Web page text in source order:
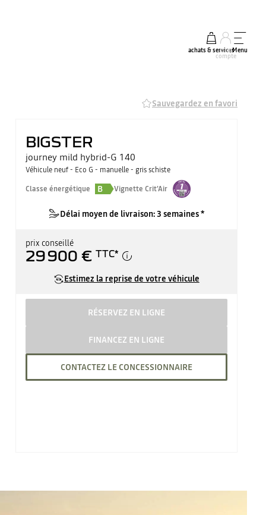
achats & services
mon
compte
Menu
Sauvegardez en favori
BIGSTER
journey mild hybrid-G 140
Véhicule neuf - Eco G - manuelle - gris schiste
Classe énergétique
B Vignette Crit'Air
Délai moyen de livraison: 3 semaines *
prix conseillé
29 900 € TTC*
Estimez la reprise de votre véhicule
RÉSERVEZ EN LIGNE
FINANCEZ EN LIGNE
CONTACTEZ LE CONCESSIONNAIRE